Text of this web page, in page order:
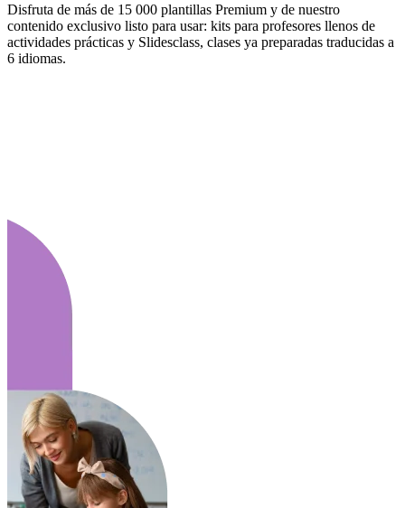
Disfruta de más de 15 000 plantillas Premium y de nuestro
contenido exclusivo listo para usar: kits para profesores llenos de
actividades prácticas y Slidesclass, clases ya preparadas traducidas a
6 idiomas.